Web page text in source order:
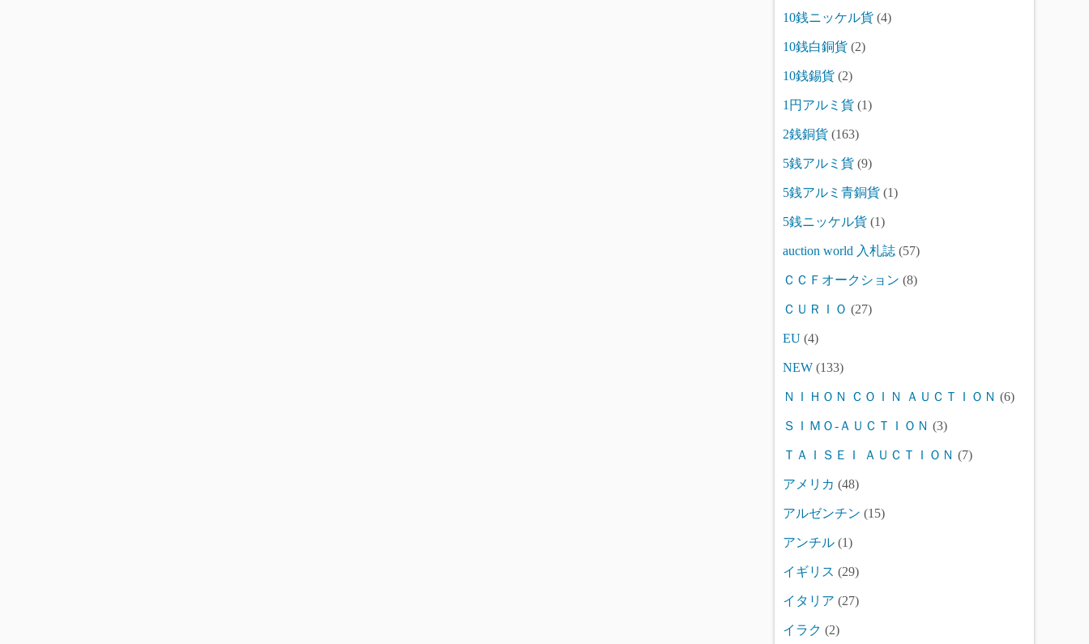
10銭ニッケル貨 (4)
10銭白銅貨 (2)
10銭錫貨 (2)
1円アルミ貨 (1)
2銭銅貨 (163)
5銭アルミ貨 (9)
5銭アルミ青銅貨 (1)
5銭ニッケル貨 (1)
auction world 入札誌 (57)
ＣＣＦオークション (8)
ＣＵＲＩＯ (27)
EU (4)
NEW (133)
ＮＩＨＯＮ ＣＯＩＮ ＡＵＣＴＩＯＮ (6)
ＳＩＭＯ-ＡＵＣＴＩＯＮ (3)
ＴＡＩＳＥＩ ＡＵＣＴＩＯＮ (7)
アメリカ (48)
アルゼンチン (15)
アンチル (1)
イギリス (29)
イタリア (27)
イラク (2)